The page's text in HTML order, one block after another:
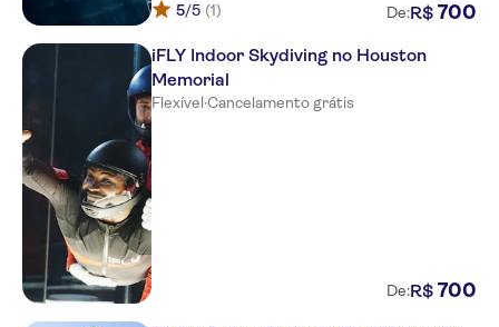
5/5 (1) De:R$ 700
iFLY Indoor Skydiving no Houston
Memorial
Flexível·Cancelamento grátis
De:R$ 700